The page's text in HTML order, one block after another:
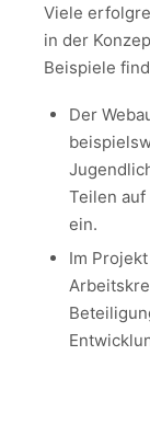
Viele
in der
Beispiele
Der
Teilen
ein.
Im